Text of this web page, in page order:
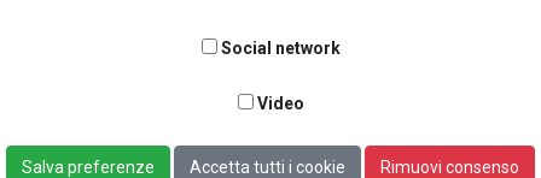
Social network
Video
Salva preferenze Accetta tutti i cookie Rimuovi consenso